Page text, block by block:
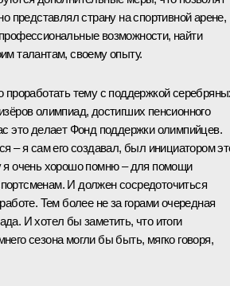
представлял страну на спортивной арене,
возможности, найти
талантам, своему опыту.
проработать тему с поддержкой
олимпиад, достигших пенсионного
это делает Фонд поддержки олимпийцев.
– я сам его создавал, был инициатором
я очень хорошо помню – для помощи
И должен сосредоточиться
Тем более не за горами очередная
И хотел бы заметить, что итоги
сезона могли бы быть, мягко говоря,